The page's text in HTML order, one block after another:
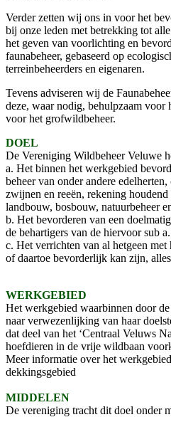
Verder zetten wij ons in voor het
bij onze leden met betrekking tot
het geven van voorlichting en
faunabeheer, gebaseerd op
terreinbeheerders en eigenaren.
Tevens adviseren wij de
deze, waar nodig, behulpzaam
voor het grofwildbeheer.
DOEL
De Vereniging Wildbeheer Veluwe
a. Het binnen het werkgebied
beheer van onder andere
zwijnen en reeën, rekening
landbouw, bosbouw, natuurbeheer
b. Het bevorderen van een
de behartigers van de hiervoor sub
c. Het verrichten van al hetgeen
of daartoe bevorderlijk kan zijn,
WERKGEBIED
Het werkgebied waarbinnen door
naar verwezenlijking van haar
dat deel van het ‘Centraal Veluws
hoefdieren in de vrije wildbaan
Meer informatie over het
dekkingsgebied
MIDDELEN
De vereniging tracht dit doel onder